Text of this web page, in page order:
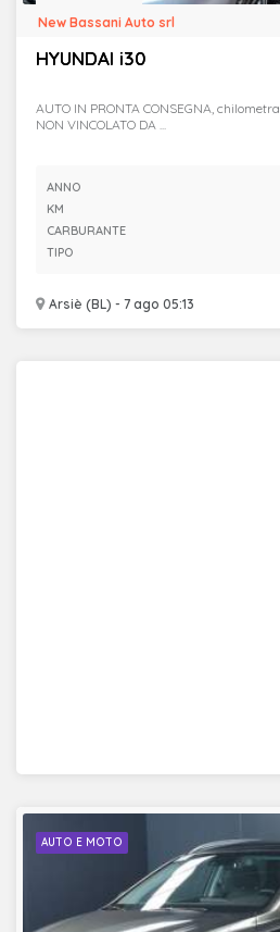
HYUNDAI i30
Arsiè (BL) - 7 ago 05:13
New Bassani Auto srl
AUTO IN PRONTA CONSEGNA,
NON VINCOLATO DA ...
ANNO
KM
CARBURANTE
TIPO
AUTO E MOTO